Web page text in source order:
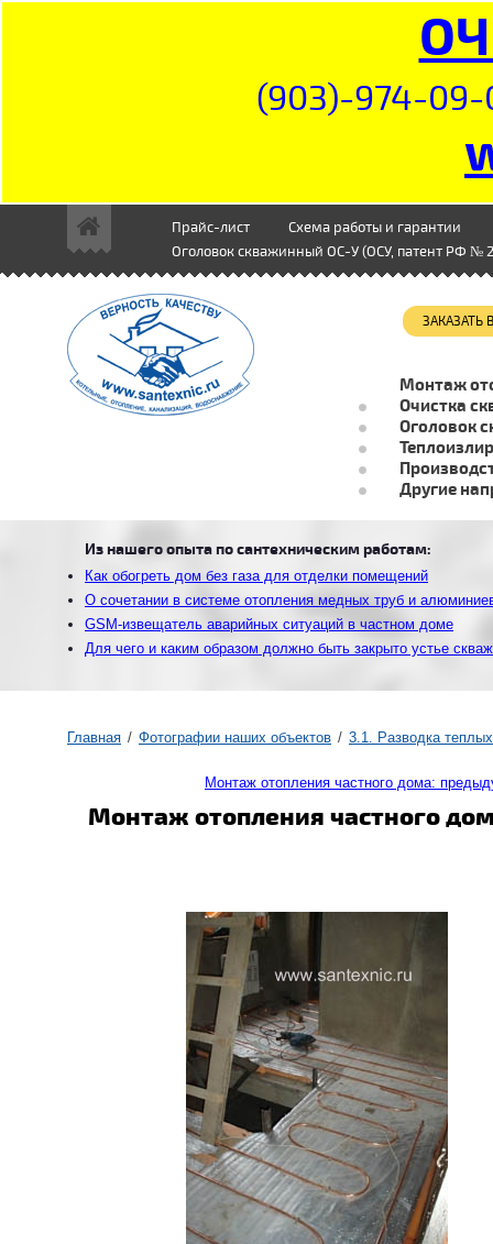
(903)-974-09-
Главная Фотографии наших объектов 3.1. Разводка
Монтаж отопления частного дома:
Монтаж отопления частного
Прайс-лист
Схема работы и гарантии
Оголовок скважинный ОС-У (ОСУ, патент РФ №
Монтаж
Очистка
Оголовок
Другие
Из нашего опыта по сантехническим работам:
Как обогреть дом без газа для отделки помещений
О сочетании в системе отопления медных труб и
GSM-извещатель аварийных ситуаций в частном доме
Для чего и каким образом должно быть закрыто устье